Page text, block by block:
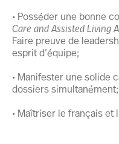
• Posséder une bonne
Care and Assisted Living
Faire preuve de
esprit d’équipe;
• Manifester une solide
dossiers simultanément;
• Maîtriser le français et